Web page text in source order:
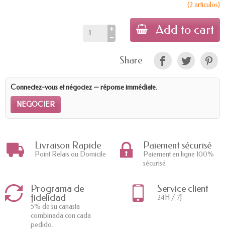
(2 artículos)
Add to cart
Share
Connectez-vous et négociez — réponse immédiate.
NEGOCIER
Livraison Rapide
Point Relais ou Domicile
Paiement sécurisé
Paiement en ligne 100%
sécurisé
Programa de
fidelidad
5% de su canasta
combinada con cada
pedido.
Service client
24H / 7J